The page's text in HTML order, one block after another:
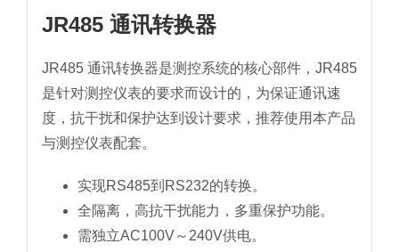
JR485 通讯转换器
JR485 通讯转换器是测控系统的核心部件，JR485
是针对测控仪表的要求而设计的，为保证通讯速
度，抗干扰和保护达到设计要求，推荐使用本产品
与测控仪表配套。
实现RS485到RS232的转换。
全隔离，高抗干扰能力，多重保护功能。
需独立AC100V～240V供电。